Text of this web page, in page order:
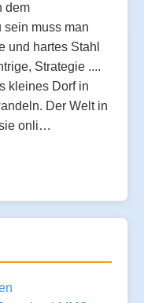
dem
sein muss man
und hartes Stahl
Strategie ....
kleines Dorf in
Der Welt in
sie onli…